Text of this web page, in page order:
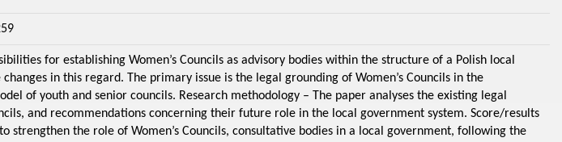
for establishing Women’s Councils as advisory bodies within the structure of a Polish local
in this regard. The primary issue is the legal grounding of Women’s Councils in the
of youth and senior councils. Research methodology – The paper analyses the existing legal
and recommendations concerning their future role in the local government system. Score/results
strengthen the role of Women’s Councils, consultative bodies in a local government, following the